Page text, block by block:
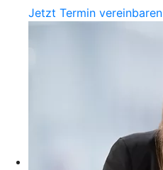
Jetzt Termin vereinbaren